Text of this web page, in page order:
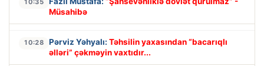
10:35
Müsahibə
10:28 Pərviz Yəhyalı: Təhsilin yaxasından “bacarıqlı
əlləri” çəkməyin vaxtıdır...